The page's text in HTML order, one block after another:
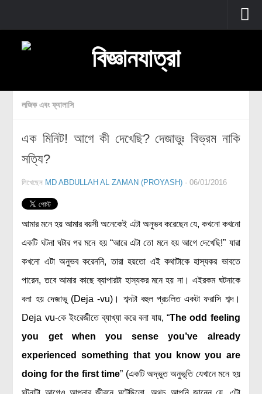
প্রচ্ছদ
প্রাণীবিজ্ঞান
প্রায়োগিক বিজ্ঞান
পরিবেশ বিজ্ঞান
লজিক এবং ফ্যালাসি
এক মিনিট! আগে কী দেখেছি? দেজাভুঃ বিভ্রম নাকি
সত্যি?
লিখেছেন MD ABDULLAH AL ZAMAN (PROYASH) · 06/01/2016
আমার মনে হয় আমার বয়সী অনেকেই এটা অনুভব করেছেন যে, কখনো কখনো
একটি ঘটনা ঘটার পর মনে হয় “আরে এটা তো মনে হয় আগে দেখেছি!” যারা
কখনো এটা অনুভব করেননি, তারা হয়তো এই কথাটাকে হাস্যকর ভাবতে
পারেন, তবে আমার কাছে ব্যাপারটা হাস্যকর মনে হয় না। এইরকম ঘটনাকে
বলা হয় দেজাভু (Deja -vu)। শব্দটা বহুল প্রচলিত একটা ফরাসি শব্দ।
Deja vu-কে ইংরেজীতে ব্যাখ্যা করে বলা যায়, “The odd feeling
you get when you sense you’ve already
experienced something that you know you are
doing for the first time” (একটি অদ্ভুত অনুভূতি যেখানে মনে হয়